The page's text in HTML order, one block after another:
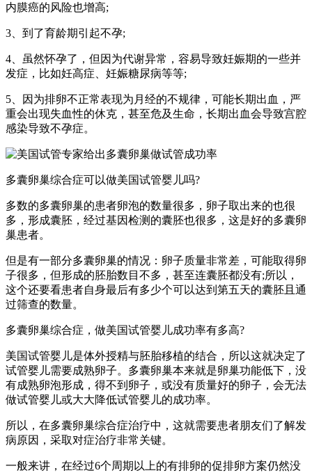
内膜癌的风险也增高;
3、到了育龄期引起不孕;
4、虽然怀孕了，但因为代谢异常，容易导致妊娠期的一些并
发症，比如妊高症、妊娠糖尿病等等;
5、因为排卵不正常表现为月经的不规律，可能长期出血，严
重会出现失血性的休克，甚至危及生命，长期出血会导致宫腔
感染导致不孕症。
多囊卵巢综合症可以做美国试管婴儿吗?
多数的多囊卵巢的患者卵泡的数量很多，卵子取出来的也很
多，形成囊胚，经过基因检测的囊胚也很多，这是好的多囊卵
巢患者。
但是有一部分多囊卵巢的情况：卵子质量非常差，可能取得卵
子很多，但形成的胚胎数目不多，甚至连囊胚都没有;所以，
这个还要看患者自身最后有多少个可以达到第五天的囊胚且通
过筛查的数量。
多囊卵巢综合症，做美国试管婴儿成功率有多高?
美国试管婴儿是体外授精与胚胎移植的结合，所以这就决定了
试管婴儿需要成熟卵子。多囊卵巢本来就是卵巢功能低下，没
有成熟卵泡形成，得不到卵子，或没有质量好的卵子，会无法
做试管婴儿或大大降低试管婴儿的成功率。
所以，在多囊卵巢综合症治疗中，这就需要患者朋友们了解发
病原因，采取对症治疗非常关键。
一般来讲，在经过6个周期以上的有排卵的促排卵方案仍然没